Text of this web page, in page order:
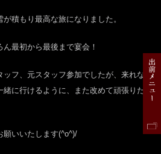
積もり最高な旅になりました。
最初から最後まで宴会！
フ、元スタッフ参加でしたが、来れな
に行けるように、また改めて頑張りた
願いいたします(^o^)/